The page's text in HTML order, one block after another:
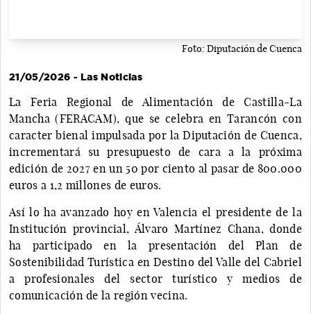
Foto: Diputación de Cuenca
21/05/2026 - Las Noticias
La Feria Regional de Alimentación de Castilla-La
Mancha (FERACAM), que se celebra en Tarancón con
caracter bienal impulsada por la Diputación de Cuenca,
incrementará su presupuesto de cara a la próxima
edición de 2027 en un 50 por ciento al pasar de 800.000
euros a 1,2 millones de euros.
Así lo ha avanzado hoy en Valencia el presidente de la
Institución provincial, Álvaro Martínez Chana, donde
ha participado en la presentación del Plan de
Sostenibilidad Turística en Destino del Valle del Cabriel
a profesionales del sector turístico y medios de
comunicación de la región vecina.